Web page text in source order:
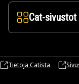
Cat-sivustot
Tietoja Catista